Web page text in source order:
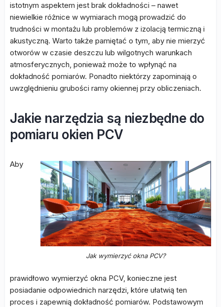
istotnym aspektem jest brak dokładności – nawet
niewielkie różnice w wymiarach mogą prowadzić do
trudności w montażu lub problemów z izolacją termiczną i
akustyczną. Warto także pamiętać o tym, aby nie mierzyć
otworów w czasie deszczu lub wilgotnych warunkach
atmosferycznych, ponieważ może to wpłynąć na
dokładność pomiarów. Ponadto niektórzy zapominają o
uwzględnieniu grubości ramy okiennej przy obliczeniach.
Jakie narzędzia są niezbędne do
pomiaru okien PCV
Jak wymierzyć okna PCV?
Aby
prawidłowo wymierzyć okna PCV, konieczne jest
posiadanie odpowiednich narzędzi, które ułatwią ten
proces i zapewnią dokładność pomiarów. Podstawowym